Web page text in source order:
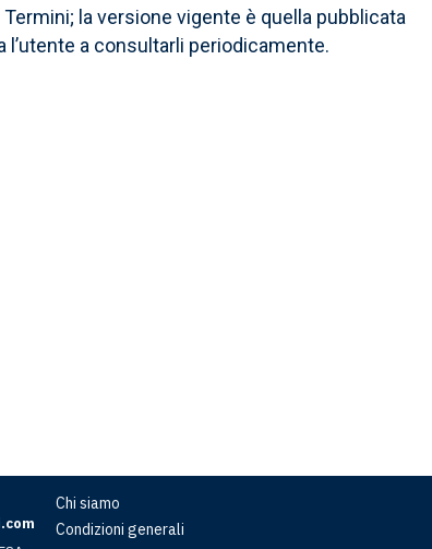
la versione vigente è quella pubblicata
l’utente a consultarli periodicamente.
Chi siamo
Condizioni generali